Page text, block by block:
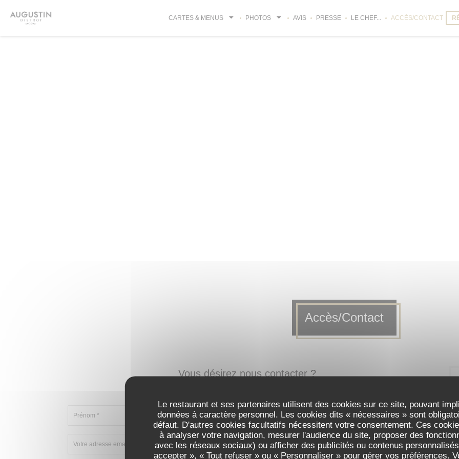
Le restaurant et ses partenaires utilisent des cookies sur ce site, pouvant
données à caractère personnel. Les cookies dits « nécessaires » sont
défaut. D'autres cookies facultatifs nécessitent votre consentement. Ces
à analyser votre navigation, mesurer l'audience du site, proposer des
avec les réseaux sociaux) ou afficher des publicités ou contenus
accepter », « Tout refuser » ou « Personnaliser » pour gérer vos préférences.
CARTES & MENUS PHOTOS AVIS PRESSE LE CHEF... ACCÈS/CONTACT
Accès/Contact
Vous désirez nous contacter ?